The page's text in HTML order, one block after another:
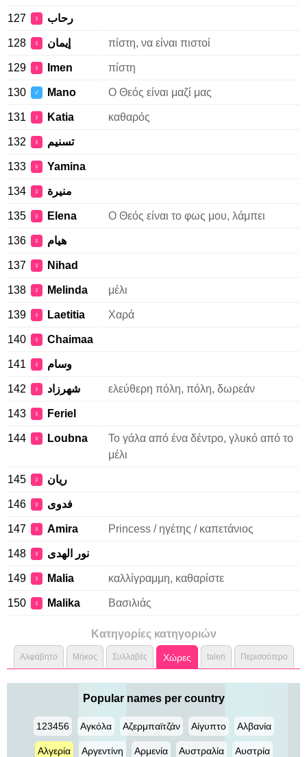
127 ♀ رحاب
128 ♀ إيمان πίστη, να είναι πιστοί
129 ♀ Imen πίστη
130 ♂ Mano Ο Θεός είναι μαζί μας
131 ♀ Katia καθαρός
132 ♀ تسنيم
133 ♀ Yamina
134 ♀ منيرة
135 ♀ Elena Ο Θεός είναι το φως μου, λάμπει
136 ♀ هيام
137 ♀ Nihad
138 ♀ Melinda μέλι
139 ♀ Laetitia Χαρά
140 ♀ Chaimaa
141 ♀ وسام
142 ♀ شهرزاد ελεύθερη πόλη, πόλη, δωρεάν
143 ♀ Feriel
144 ♀ Loubna
Το γάλα από ένα δέντρο, γλυκό από το
μέλι
145 ♀ ريان
146 ♀ فدوى
147 ♀ Amira Princess / ηγέτης / καπετάνιος
148 ♀ نور الهدى
149 ♀ Malia καλλίγραμμη, καθαρίστε
150 ♀ Malika Βασιλιάς
Κατηγορίες κατηγοριών
Αλφάβητο Μήκος Συλλαβές Χώρες talen Περισσότερο
Popular names per country
123456 Αγκόλα Αζερμπαϊτζάν Αίγυπτο Αλβανία
Αλγερία Αργεντίνη Αρμενία Αυστραλία Αυστρία